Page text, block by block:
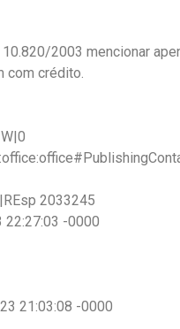
2003 mencionar
com crédito.
2033245
-0000
21:03:08 -0000